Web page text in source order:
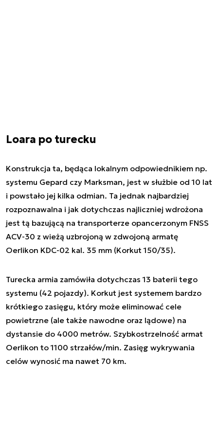
Loara po turecku
Konstrukcja ta, będąca lokalnym odpowiednikiem np.
systemu Gepard czy Marksman, jest w służbie od 10 lat
i powstało jej kilka odmian. Ta jednak najbardziej
rozpoznawalna i jak dotychczas najliczniej wdrożona
jest tą bazującą na transporterze opancerzonym FNSS
ACV-30 z wieżą uzbrojoną w zdwojoną armatę
Oerlikon KDC-02 kal. 35 mm (Korkut 150/35).
Turecka armia zamówiła dotychczas 13 baterii tego
systemu (42 pojazdy). Korkut jest systemem bardzo
krótkiego zasięgu, który może eliminować cele
powietrzne (ale także nawodne oraz lądowe) na
dystansie do 4000 metrów. Szybkostrzelność armat
Oerlikon to 1100 strzałów/min. Zasięg wykrywania
celów wynosić ma nawet 70 km.